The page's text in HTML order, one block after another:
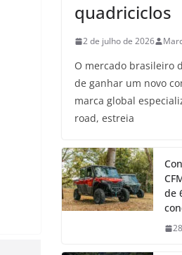
quadriciclos
2 de julho de 2026
O mercado brasileiro
de ganhar um novo
marca global
road, estreia
de